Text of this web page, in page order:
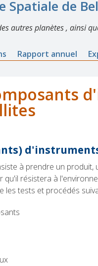
de
autres planètes , ainsi
Rapport annuel
à prendre un
résistera à
les tests et procédés